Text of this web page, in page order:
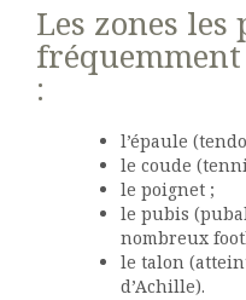
Les zones les
fréquemment
:
l’épaule
le coude
le poignet ;
le pubis
nombreux
le talon
d’Achille).